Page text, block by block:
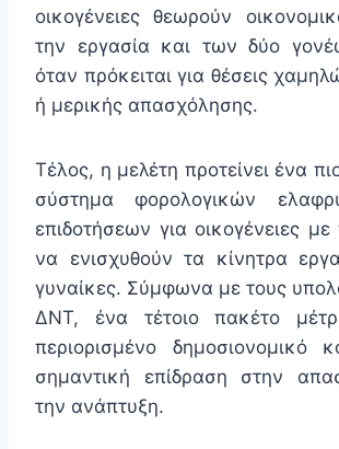
οικογένειες θεωρούν
την εργασία και των δύο
όταν πρόκειται για θέσεις
ή μερικής απασχόλησης.
Τέλος, η μελέτη προτείνει ένα
σύστημα φορολογικών
επιδοτήσεων για οικογένειες
να ενισχυθούν τα κίνητρα
γυναίκες. Σύμφωνα με τους
ΔΝΤ, ένα τέτοιο πακέτο
περιορισμένο δημοσιονομικό
σημαντική επίδραση στην
την ανάπτυξη.